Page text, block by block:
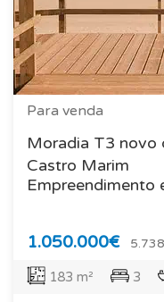
Para venda
Moradia T3 novo
Castro Marim
Empreendimento
1.050.000€
183 m² 3